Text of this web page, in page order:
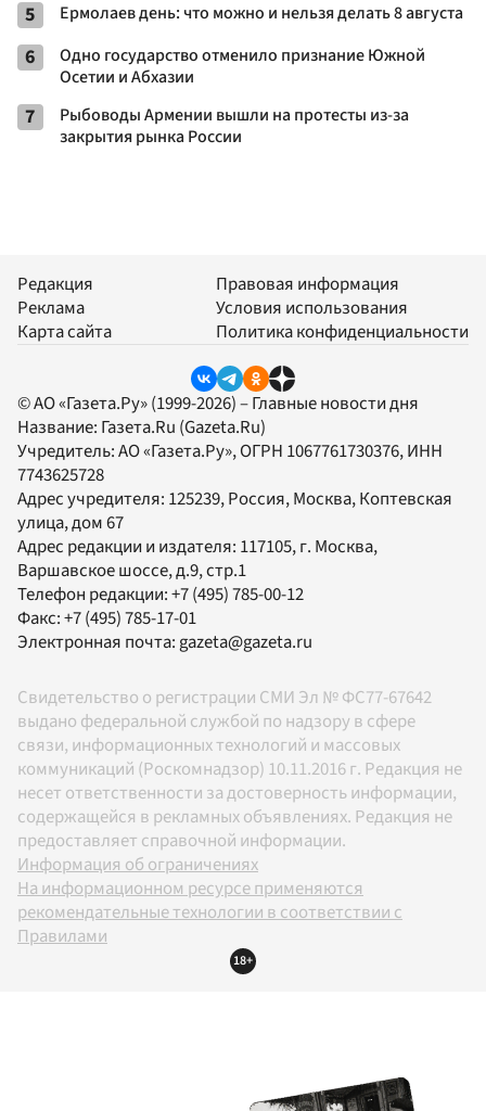
5 Ермолаев день: что можно и нельзя делать 8 августа
6
Одно государство отменило признание Южной
Осетии и Абхазии
7
Рыбоводы Армении вышли на протесты из-за
закрытия рынка России
Редакция
Реклама
Карта сайта
Правовая информация
Условия использования
Политика конфиденциальности
© АО «Газета.Ру» (1999-2026) – Главные новости дня
Название: Газета.Ru (Gazeta.Ru)
Учредитель:АО «Газета.Ру», ОГРН 1067761730376, ИНН
7743625728
Адрес учредителя: 125239, Россия, Москва, Коптевская
улица, дом 67
Адрес редакции и издателя: 117105, г. Москва,
Варшавское шоссе, д.9, стр.1
Телефон редакции:+7 (495) 785-00-12
Факс:+7 (495) 785-17-01
Электронная почта: gazeta@gazeta.ru
Свидетельство о регистрации СМИ Эл № ФС77-67642
выдано федеральной службой по надзору в сфере
связи, информационных технологий и массовых
коммуникаций (Роскомнадзор) 10.11.2016 г. Редакция не
несет ответственности за достоверность информации,
содержащейся в рекламных объявлениях. Редакция не
предоставляет справочной информации.
Информация об ограничениях
На информационном ресурсе применяются
рекомендательные технологии в соответствии с
Правилами
18+